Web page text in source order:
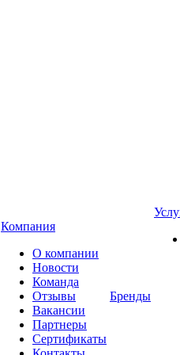
Компания
О компании
Новости
Команда
Отзывы
Вакансии
Партнеры
Сертификаты
Бренды